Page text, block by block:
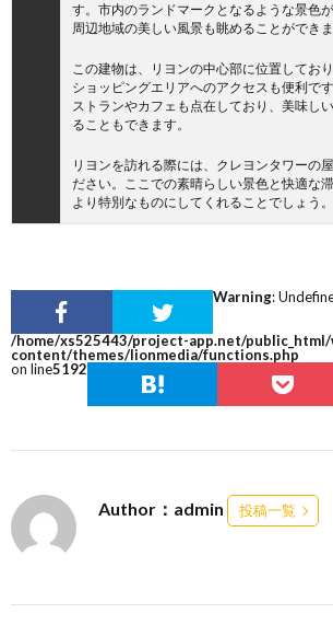
す。市内のランドマークとなるような景色
周辺地域の美しい風景も眺めることができま
この建物は、リヨンの中心部に位置してお
ショッピングエリアへのアクセスも便利で
ストランやカフェも点在しており、美味し
ることもできます。
リヨンを訪れる際には、クレヨンタワーの
ださい。ここでの素晴らしい景色と快適な
より特別なものにしてくれることでしょう。
Warning:
/home/xs525443/project-app.net/public_html/
content/themes/lionmedia/functions.php
on line5192
Author：admin 投稿一覧